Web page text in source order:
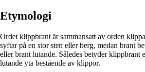
Etymologi
Ordet klippbrant är sammansatt av orden
syftar på en stor sten eller berg, medan brant
eller brant lutande. Således betyder klippbrant
lutande yta bestående av klippor.